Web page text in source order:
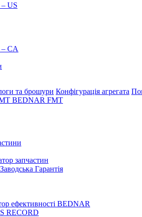
US
– CA
та брошури Конфігурація агрегата
BEDNAR FMT
запчастин
Гарантія
ефективності BEDNAR
RECORD